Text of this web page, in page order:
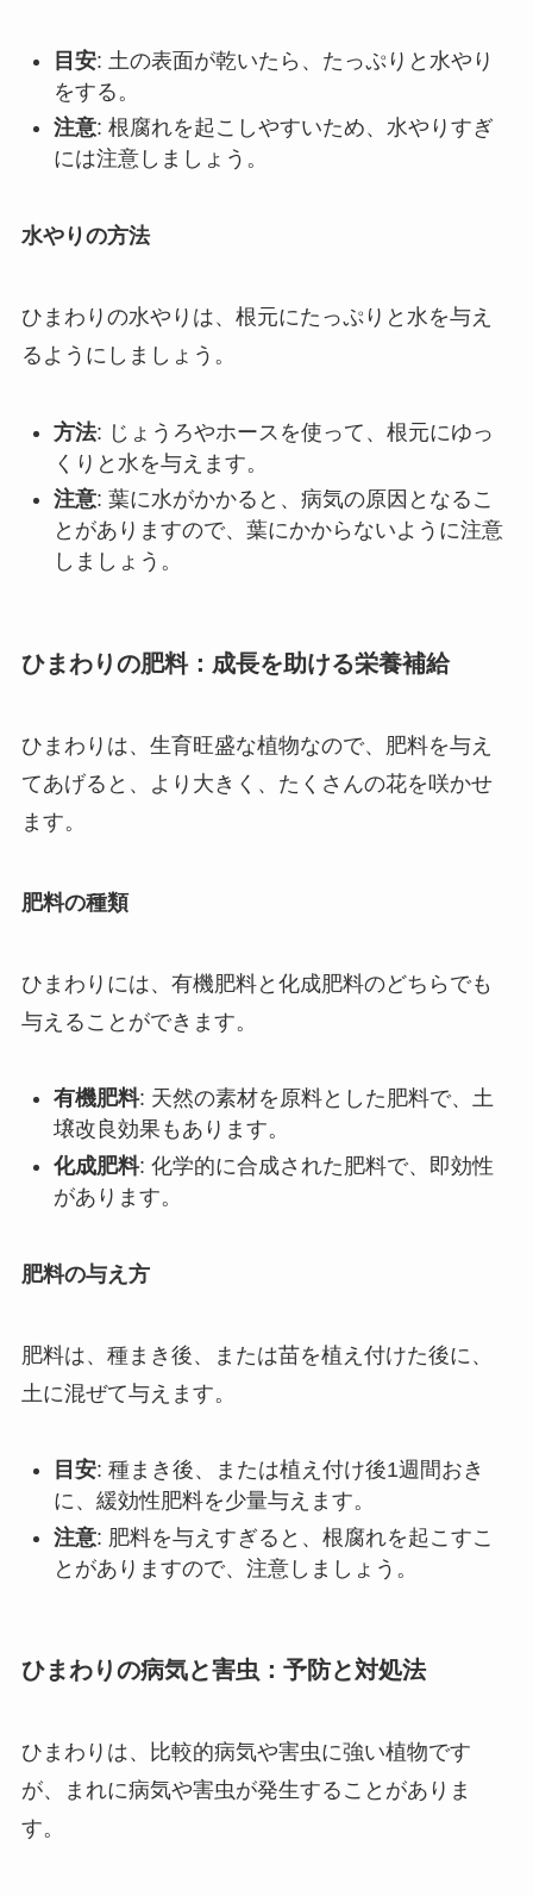
目安: 土の表面が乾いたら、たっぷりと水やり
をする。
注意: 根腐れを起こしやすいため、水やりすぎ
には注意しましょう。
水やりの方法
ひまわりの水やりは、根元にたっぷりと水を与え
るようにしましょう。
方法: じょうろやホースを使って、根元にゆっ
くりと水を与えます。
注意: 葉に水がかかると、病気の原因となるこ
とがありますので、葉にかからないように注意
しましょう。
ひまわりの肥料：成長を助ける栄養補給
ひまわりは、生育旺盛な植物なので、肥料を与え
てあげると、より大きく、たくさんの花を咲かせ
ます。
肥料の種類
ひまわりには、有機肥料と化成肥料のどちらでも
与えることができます。
有機肥料: 天然の素材を原料とした肥料で、土
壌改良効果もあります。
化成肥料: 化学的に合成された肥料で、即効性
があります。
肥料の与え方
肥料は、種まき後、または苗を植え付けた後に、
土に混ぜて与えます。
目安: 種まき後、または植え付け後1週間おき
に、緩効性肥料を少量与えます。
注意: 肥料を与えすぎると、根腐れを起こすこ
とがありますので、注意しましょう。
ひまわりの病気と害虫：予防と対処法
ひまわりは、比較的病気や害虫に強い植物です
が、まれに病気や害虫が発生することがありま
す。